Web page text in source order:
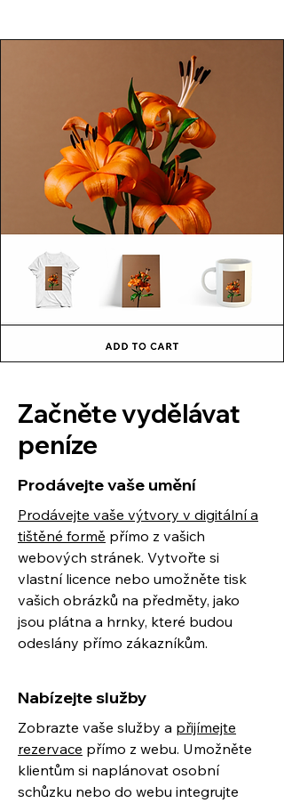
Začněte vydělávat
peníze
Prodávejte vaše umění
Prodávejte vaše výtvory v digitální a
tištěné formě přímo z vašich
webových stránek. Vytvořte si
vlastní licence nebo umožněte tisk
vašich obrázků na předměty, jako
jsou plátna a hrnky, které budou
odeslány přímo zákazníkům.
Nabízejte služby
Zobrazte vaše služby a přijímejte
rezervace přímo z webu. Umožněte
klientům si naplánovat osobní
schůzku nebo do webu integrujte